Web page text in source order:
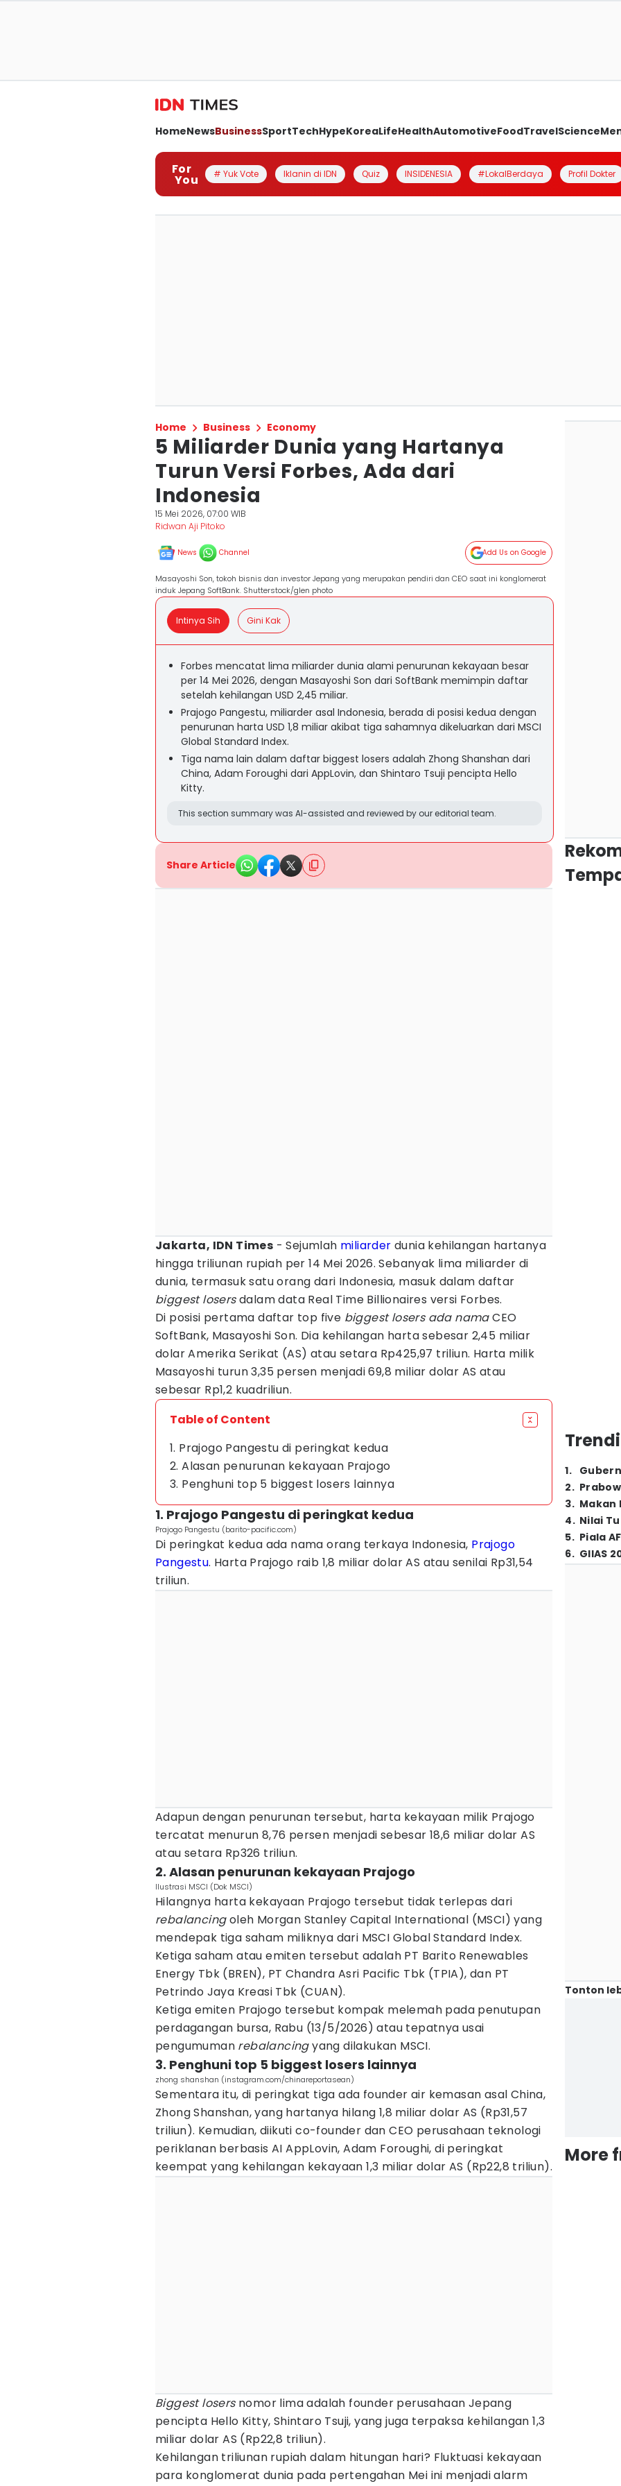
HomeNewsBusinessSportTechHypeKoreaLifeHealthAutomotiveFoodTravelScience
For
You # Yuk Vote Iklanin di IDN Quiz INSIDENESIA #LokalBerdaya Profil Dokter
Home Business Economy
5 Miliarder Dunia yang Hartanya
Turun Versi Forbes, Ada dari
Indonesia
15 Mei 2026, 07:00 WIB
Ridwan Aji Pitoko
News Channel Add Us on Google
Masayoshi Son, tokoh bisnis dan investor Jepang yang merupakan pendiri dan CEO saat ini konglomerat
induk Jepang SoftBank. Shutterstock/glen photo
Intinya Sih Gini Kak
Forbes mencatat lima miliarder dunia alami penurunan kekayaan besar
per 14 Mei 2026, dengan Masayoshi Son dari SoftBank memimpin daftar
setelah kehilangan USD 2,45 miliar.
Prajogo Pangestu, miliarder asal Indonesia, berada di posisi kedua dengan
penurunan harta USD 1,8 miliar akibat tiga sahamnya dikeluarkan dari MSCI
Global Standard Index.
Tiga nama lain dalam daftar biggest losers adalah Zhong Shanshan dari
China, Adam Foroughi dari AppLovin, dan Shintaro Tsuji pencipta Hello
Kitty.
This section summary was AI-assisted and reviewed by our editorial team.
Share Article
Jakarta, IDN Times - Sejumlah miliarder dunia kehilangan hartanya
hingga triliunan rupiah per 14 Mei 2026. Sebanyak lima miliarder di
dunia, termasuk satu orang dari Indonesia, masuk dalam daftar
biggest losersdalam data Real Time Billionaires versi Forbes.
Di posisi pertama daftar top five biggest losers ada namaCEO
SoftBank, Masayoshi Son. Dia kehilangan harta sebesar 2,45 miliar
dolar Amerika Serikat (AS) atau setara Rp425,97 triliun. Harta milik
Masayoshi turun 3,35 persen menjadi 69,8 miliar dolar AS atau
sebesar Rp1,2 kuadriliun.
Table of Content
1. Prajogo Pangestu di peringkat kedua
2. Alasan penurunan kekayaan Prajogo
3. Penghuni top 5 biggest losers lainnya
1. Prajogo Pangestu di peringkat kedua
Prajogo Pangestu (barito-pacific.com)
Di peringkat kedua ada nama orang terkaya Indonesia, Prajogo
Pangestu. Harta Prajogo raib 1,8 miliar dolar AS atau senilai Rp31,54
triliun.
Adapun dengan penurunan tersebut, harta kekayaan milik Prajogo
tercatat menurun 8,76 persen menjadi sebesar 18,6 miliar dolar AS
atau setara Rp326 triliun.
2. Alasan penurunan kekayaan Prajogo
Ilustrasi MSCI (Dok MSCI)
Hilangnya harta kekayaan Prajogo tersebut tidak terlepas dari
rebalancingoleh Morgan Stanley Capital International (MSCI) yang
mendepak tiga saham miliknya dari MSCI Global Standard Index.
Ketiga saham atau emiten tersebut adalah PT Barito Renewables
Energy Tbk (BREN), PT Chandra Asri Pacific Tbk (TPIA), dan PT
Petrindo Jaya Kreasi Tbk (CUAN).
Ketiga emiten Prajogo tersebut kompak melemah pada penutupan
perdagangan bursa, Rabu (13/5/2026) atau tepatnya usai
pengumuman rebalancingyang dilakukan MSCI.
3. Penghuni top 5 biggest losers lainnya
zhong shanshan (instagram.com/chinareportasean)
Sementara itu, di peringkat tiga ada founder air kemasan asal China,
Zhong Shanshan, yang hartanya hilang 1,8 miliar dolar AS (Rp31,57
triliun). Kemudian, diikuti co-founder dan CEO perusahaan teknologi
periklanan berbasis AI AppLovin, Adam Foroughi, di peringkat
keempat yang kehilangan kekayaan 1,3 miliar dolar AS (Rp22,8 triliun).
Biggest losers nomor lima adalah founder perusahaan Jepang
pencipta Hello Kitty, Shintaro Tsuji, yang juga terpaksa kehilangan 1,3
miliar dolar AS (Rp22,8 triliun).
Kehilangan triliunan rupiah dalam hitungan hari? Fluktuasi kekayaan
para konglomerat dunia pada pertengahan Mei ini menjadi alarm
1.
2.
3. Makan
4. Nilai
5. Piala
6. GIIAS
Tonton
More